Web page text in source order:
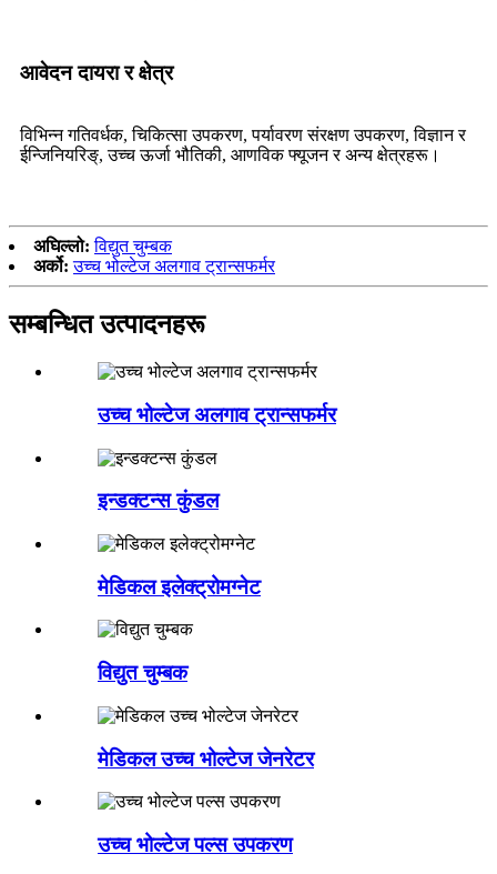
आवेदन दायरा र क्षेत्र
विभिन्न गतिवर्धक, चिकित्सा उपकरण, पर्यावरण संरक्षण उपकरण, विज्ञान र
ईन्जिनियरिङ्, उच्च ऊर्जा भौतिकी, आणविक फ्यूजन र अन्य क्षेत्रहरू।
अघिल्लो: विद्युत चुम्बक
अर्को: उच्च भोल्टेज अलगाव ट्रान्सफर्मर
सम्बन्धित उत्पादनहरू
उच्च भोल्टेज अलगाव ट्रान्सफर्मर
इन्डक्टन्स कुंडल
मेडिकल इलेक्ट्रोमग्नेट
विद्युत चुम्बक
मेडिकल उच्च भोल्टेज जेनरेटर
उच्च भोल्टेज पल्स उपकरण